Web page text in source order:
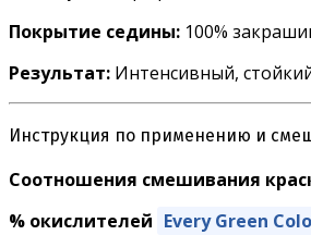
Покрытие седины: 100%
Результат: Интенсивный,
Инструкция по применению и
Соотношения смешивания
% окислителей Every Green